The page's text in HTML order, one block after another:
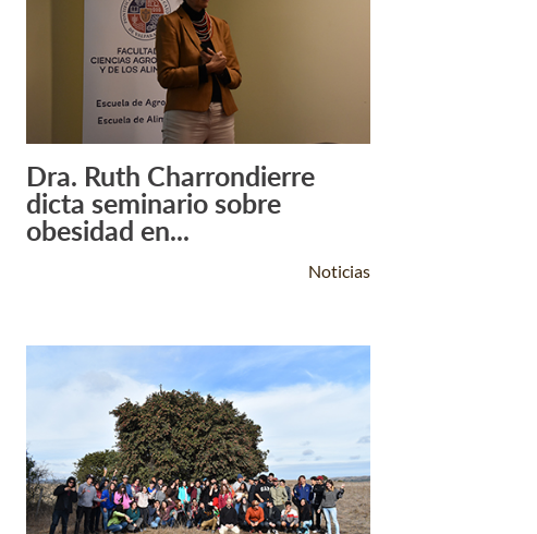
Leer Más +
Dra. Ruth Charrondierre
dicta seminario sobre
obesidad en...
Noticias